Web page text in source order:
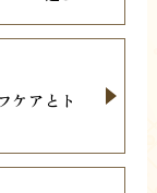
ケアとト